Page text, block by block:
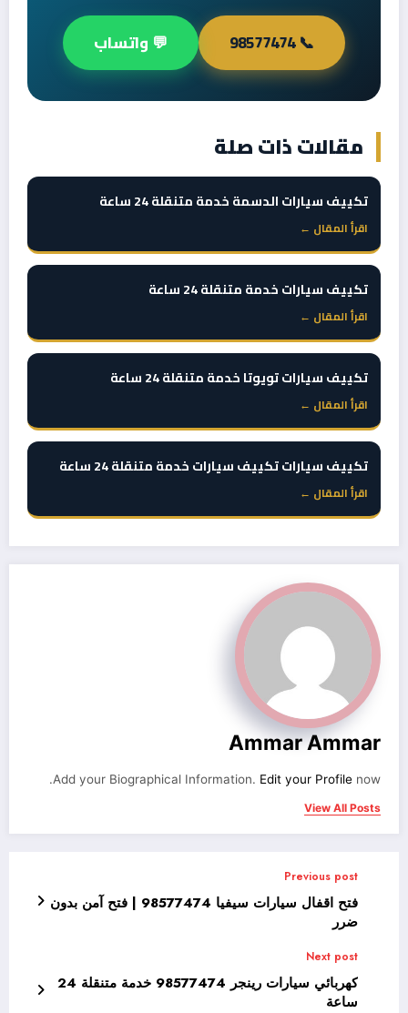
📞 98577474 💬 واتساب
مقالات ذات صلة
تكييف سيارات الدسمة خدمة متنقلة 24 ساعة
اقرأ المقال ←
تكييف سيارات خدمة متنقلة 24 ساعة
اقرأ المقال ←
تكييف سيارات تويوتا خدمة متنقلة 24 ساعة
اقرأ المقال ←
تكييف سيارات تكييف سيارات خدمة متنقلة 24 ساعة
اقرأ المقال ←
Ammar Ammar
Add your Biographical Information. Edit your Profile now.
View All Posts
Previous post
فتح اقفال سيارات سيفيا 98577474 | فتح آمن بدون
ضرر
Next post
كهربائي سيارات رينجر 98577474 خدمة متنقلة 24
ساعة